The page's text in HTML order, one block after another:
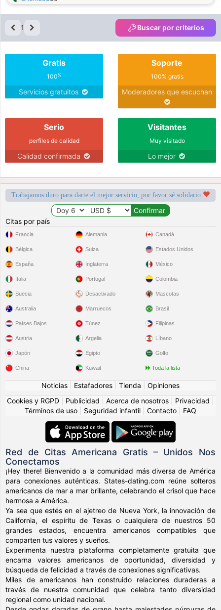
1 Buscar por criterios
Gratis
100%
Servicios gratuitos
Soporte
100% gratis
Moderadores que escuchan
Serio
perfiles de calidad
Calidad confirmada
Visitantes
Muy visitado
Lo mejor
Trabajamos duro para darte el mejor servicio, por favor sé solidario
Citas por país
Francia
Bélgica
España
Italia
Suecia
Alemania
Suiza
Inglaterra
Portugal
Desactivado
Canadá
Estados Unidos
México
Colombia
Mascotas
Australia
Países Bajos
Austria
Japón
China
Marruecos
Túnez
Argelia
Egipto
Kuwait
Brasil
Filipinas
Líbano
Golfo
Toda la lista
Noticias Estafadores Tienda
Opiniones
Cookies y RGPD
Publicidad Acerca de nosotros Privacidad
Términos de uso
Seguridad infantil Contacto FAQ
Red de Citas Americana Gratis – Unidos Nos
Conectamos
¡Hey there! Bienvenido a la comunidad más diversa de América
para conexiones auténticas. States-dating.com reúne solteros
americanos de mar a mar brillante, celebrando el crisol que hace
hermosa a América.
Ya sea que estés en el ajetreo de Nueva York, la innovación de
California, el espíritu de Texas o cualquiera de nuestros 50
grandes estados, encuentra americanos compatibles que
comparten tus valores y sueños.
Experimenta nuestra plataforma completamente gratuita que
encarna valores americanos de oportunidad, diversidad y
búsqueda de felicidad a través de conexiones significativas.
Miles de americanos han construido relaciones duraderas a
través de nuestra comunidad que celebra tanto diversidad
regional como unidad nacional.